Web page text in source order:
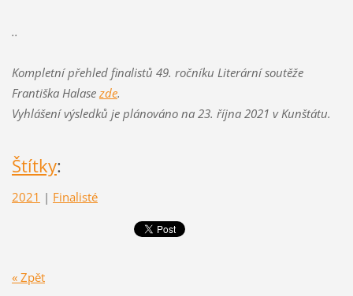
..
Kompletní přehled finalistů 49. ročníku Literární soutěže
Františka Halasezde.
Vyhlášení výsledků je plánováno na 23. října 2021 v Kunštátu.
Štítky:
2021 | Finalisté
« Zpět